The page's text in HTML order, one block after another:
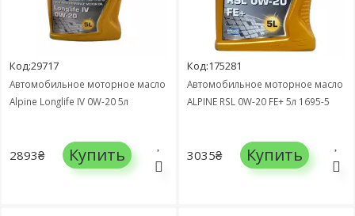
Код:29717
Автомобильное моторное масло
Alpine Longlife IV 0W-20 5л
2893₴ Купить
Код:175281
Автомобильное моторное масло
ALPINE RSL 0W-20 FE+ 5л 1695-5
3035₴ Купить